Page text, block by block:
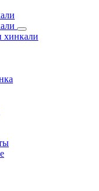
хинкали